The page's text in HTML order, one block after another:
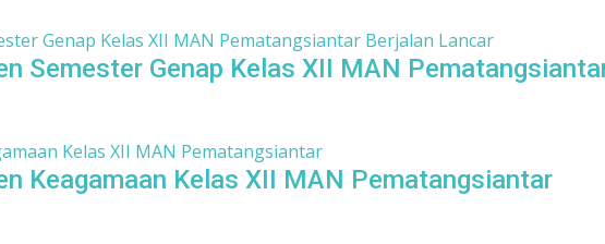
Semester Genap Kelas XII MAN
Keagamaan Kelas XII MAN Pematangsiantar